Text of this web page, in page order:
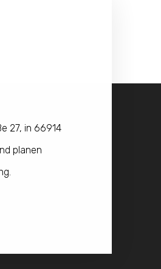
27, in 66914
planen